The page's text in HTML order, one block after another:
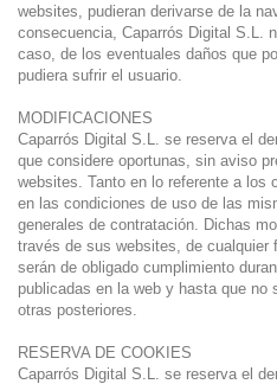
websites, pudieran derivarse de la
consecuencia, Caparrós Digital S.L.
caso, de los eventuales daños que
pudiera sufrir el usuario.
MODIFICACIONES
Caparrós Digital S.L. se reserva el
que considere oportunas, sin aviso
websites. Tanto en lo referente a los
en las condiciones de uso de las
generales de contratación. Dichas
través de sus websites, de cualquier
serán de obligado cumplimiento
publicadas en la web y hasta que no
otras posteriores.
RESERVA DE COOKIES
Caparrós Digital S.L. se reserva el